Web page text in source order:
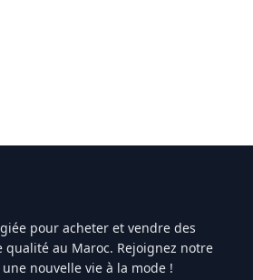
pour acheter et vendre des
qualité au Maroc. Rejoignez notre
nouvelle vie à la mode !